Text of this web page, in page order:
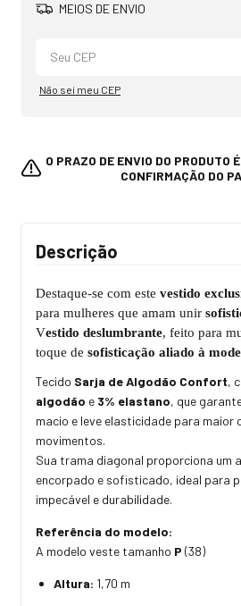
MEIOS DE ENVIO
Não sei meu CEP
O PRAZO DE ENVIO DO PRODUTO
CONFIRMAÇÃO DO
Descrição
Destaque-se com este vestido
para mulheres que amam unir
Vestido deslumbrante, feito para
toque de sofisticação aliado à
Tecido Sarja de Algodão Confort,
algodão e 3% elastano, que
macio e leve elasticidade para maior
movimentos.
Sua trama diagonal proporciona um
encorpado e sofisticado, ideal para
impecável e durabilidade.
Referência do modelo:
A modelo veste tamanho P (38)
Altura: 1,70 m